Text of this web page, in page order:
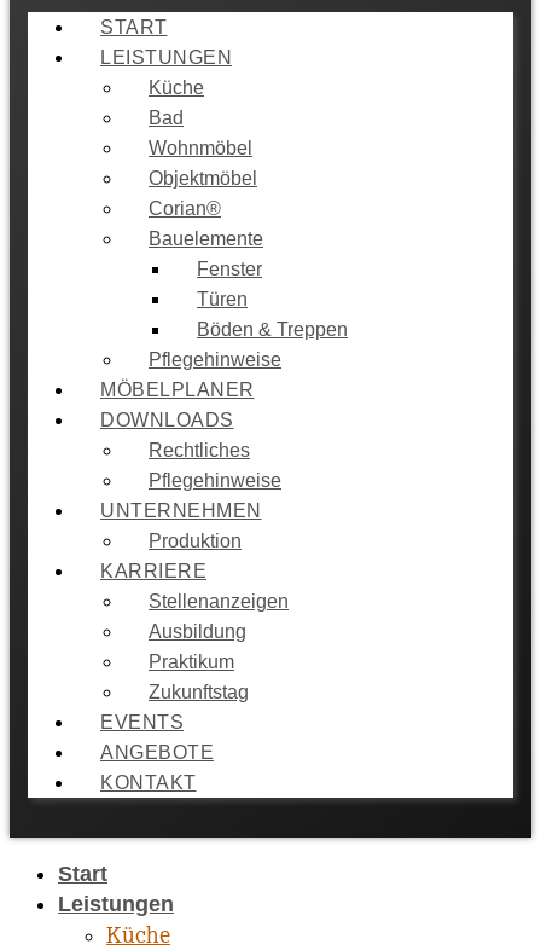
START
LEISTUNGEN
Küche
Bad
Wohnmöbel
Objektmöbel
Corian®
Bauelemente
Fenster
Türen
Böden & Treppen
Pflegehinweise
MÖBELPLANER
DOWNLOADS
Rechtliches
Pflegehinweise
UNTERNEHMEN
Produktion
KARRIERE
Stellenanzeigen
Ausbildung
Praktikum
Zukunftstag
EVENTS
ANGEBOTE
KONTAKT
Start
Leistungen
Küche